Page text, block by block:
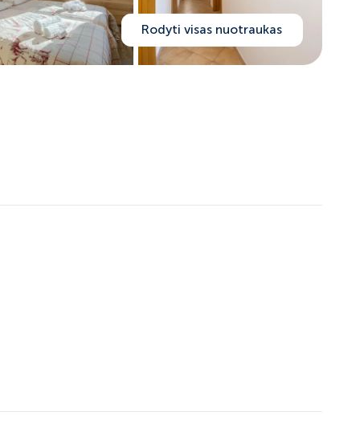
Rodyti visas nuotraukas